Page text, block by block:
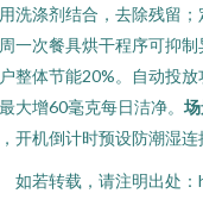
洗涤剂结合，去除残留
一次餐具烘干程序可抑
整体节能20%。自动投
大增60毫克每日洁净。
开机倒计时预设防潮湿
如若转载，请注明出处